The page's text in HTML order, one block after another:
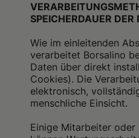
SPEICHERDAUER DER
Wie im einleitenden
verarbeitet Borsalino
Daten über direkt
Cookies). Die
elektronisch,
menschliche Einsicht.
Einige Mitarbeiter